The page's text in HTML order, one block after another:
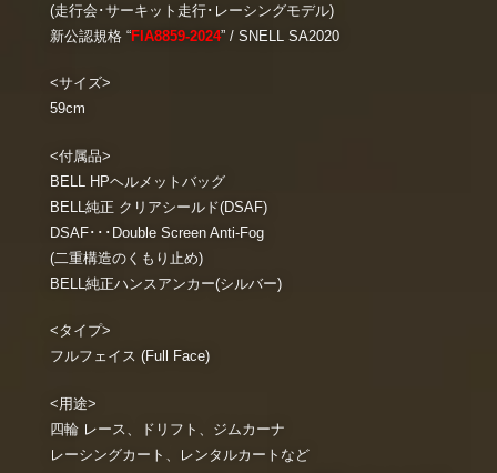
(走行会･サーキット走行･レーシングモデル)
新公認規格 “FIA8859-2024” / SNELL SA2020
<サイズ>
59cm
<付属品>
BELL HPヘルメットバッグ
BELL純正 クリアシールド(DSAF)
DSAF･･･Double Screen Anti-Fog
(二重構造のくもり止め)
BELL純正ハンスアンカー(シルバー)
<タイプ>
フルフェイス (Full Face)
<用途>
四輪 レース、ドリフト、ジムカーナ
レーシングカート、レンタルカートなど